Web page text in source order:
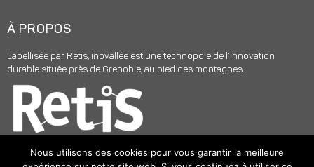
À PROPOS
Labellisée par Retis, inovallée est une technopole de l’innovation
durable située près de Grenoble, au pied des montagnes.
Nous utilisons des cookies pour vous garantir la meilleure